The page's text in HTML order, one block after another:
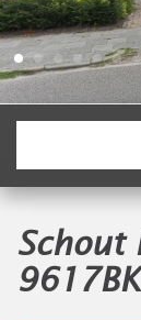
Schout